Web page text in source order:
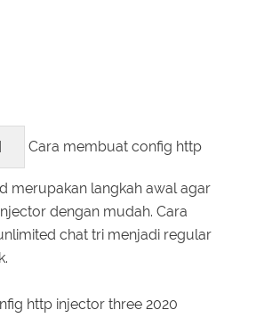
Cara membuat config http
merupakan langkah awal agar
dengan mudah. Cara
chat tri menjadi regular
http injector three 2020